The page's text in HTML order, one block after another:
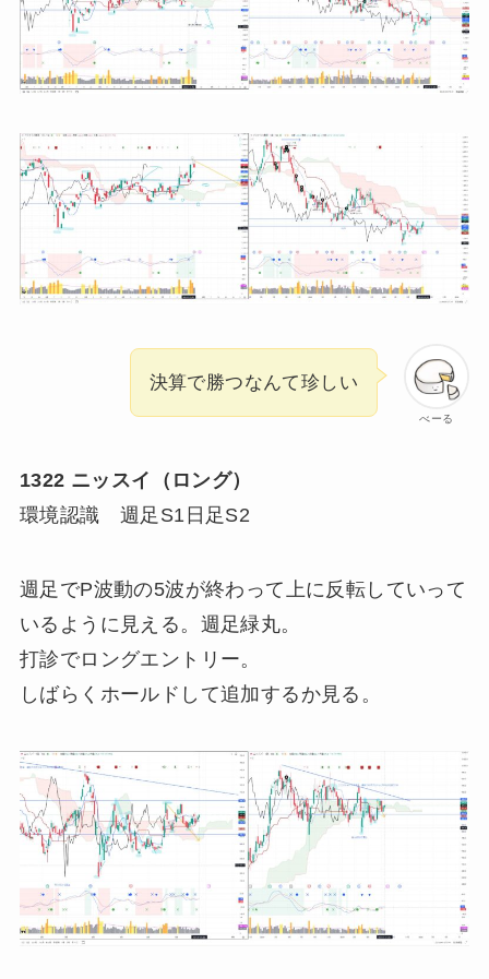
べーる
決算で勝つなんて珍しい
1322 ニッスイ（ロング）
環境認識 週足S1日足S2
週足でP波動の5波が終わって上に反転していって
いるように見える。週足緑丸。
打診でロングエントリー。
しばらくホールドして追加するか見る。